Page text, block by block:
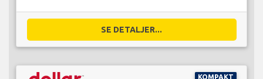
SE DETALJER...
KOMPAKT